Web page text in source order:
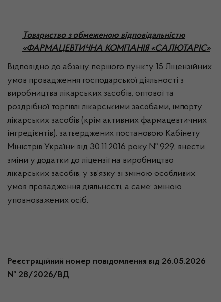
Товариство з обмеженою відповідальністю
«ФАРМАЦЕВТИЧНА КОМПАНІЯ «САЛЮТАРІС»
Відповідно до абзацу першого пункту 15 Ліцензійних
умов провадження господарської діяльності з
виробництва лікарських засобів, оптової та
роздрібної торгівлі лікарськими засобами, імпорту
лікарських засобів (крім активних фармацевтичних
інгредієнтів), затверджених постановою Кабінету
Міністрів України від 30.11.2016 року № 929, внести
зміни у додатки до ліцензії на виробництво
лікарських засобів, у зв’язку зі зміною особливих
умов провадження діяльності, а саме: зміною
уповноважених осіб.
Реєстраційний номер повідомлення від 26.05.2026
№ 28/2026/ВД